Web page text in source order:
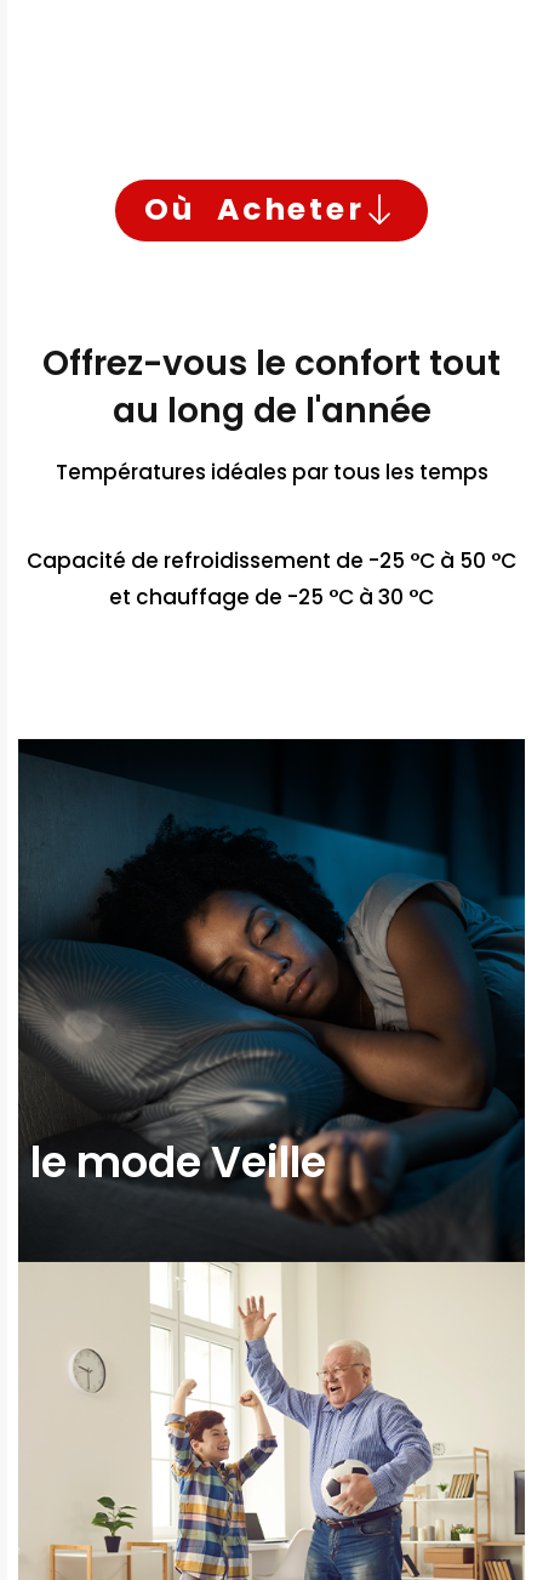
Où Acheter
Offrez-vous le confort tout
au long de l'année
Températures idéales par tous les temps
Capacité de refroidissement de -25 °C à 50 °C
et chauffage de -25 °C à 30 °C
le mode Veille